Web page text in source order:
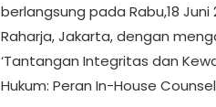
berlangsung pada Rabu,18
Raharja, Jakarta, dengan
‘Tantangan Integritas dan
Hukum: Peran In-House